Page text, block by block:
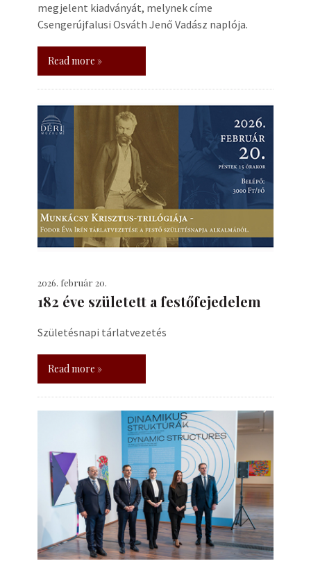
megjelent kiadványát, melynek címe
Csengerújfalusi Osváth Jenő Vadász naplója.
Read more »
2026. február 20.
182 éve született a festőfejedelem
Születésnapi tárlatvezetés
Read more »